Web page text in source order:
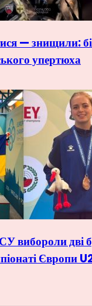
— знищили:
упертюха
вибороли дві
Європи